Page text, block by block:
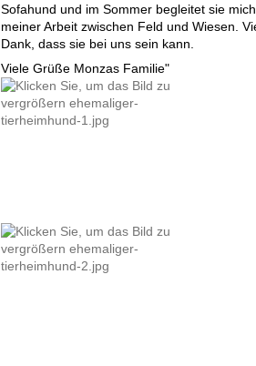
Sofahund und im Sommer begleitet sie
meiner Arbeit zwischen Feld und Wiesen.
Dank, dass sie bei uns sein kann.
Viele Grüße Monzas Familie"